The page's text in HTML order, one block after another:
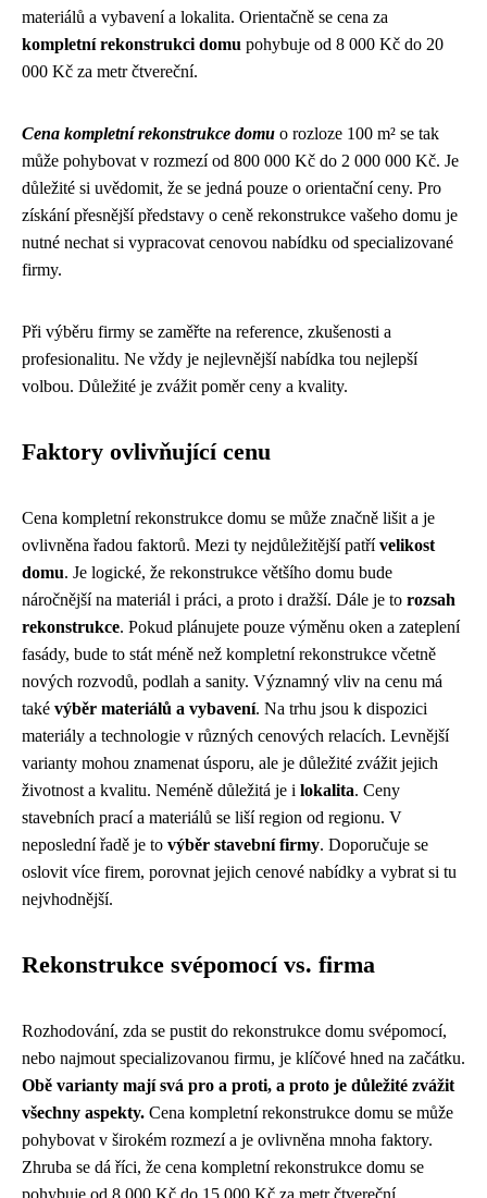
materiálů a vybavení a lokalita. Orientačně se cena za
kompletní rekonstrukci domu pohybuje od 8 000 Kč do 20
000 Kč za metr čtvereční.
Cena kompletní rekonstrukce domu o rozloze 100 m² se tak
může pohybovat v rozmezí od 800 000 Kč do 2 000 000 Kč. Je
důležité si uvědomit, že se jedná pouze o orientační ceny. Pro
získání přesnější představy o ceně rekonstrukce vašeho domu je
nutné nechat si vypracovat cenovou nabídku od specializované
firmy.
Při výběru firmy se zaměřte na reference, zkušenosti a
profesionalitu. Ne vždy je nejlevnější nabídka tou nejlepší
volbou. Důležité je zvážit poměr ceny a kvality.
Faktory ovlivňující cenu
Cena kompletní rekonstrukce domu se může značně lišit a je
ovlivněna řadou faktorů. Mezi ty nejdůležitější patřívelikost
domu. Je logické, že rekonstrukce většího domu bude
náročnější na materiál i práci, a proto i dražší. Dále je to rozsah
rekonstrukce. Pokud plánujete pouze výměnu oken a zateplení
fasády, bude to stát méně než kompletní rekonstrukce včetně
nových rozvodů, podlah a sanity. Významný vliv na cenu má
také výběr materiálů a vybavení. Na trhu jsou k dispozici
materiály a technologie v různých cenových relacích. Levnější
varianty mohou znamenat úsporu, ale je důležité zvážit jejich
životnost a kvalitu. Neméně důležitá je i lokalita. Ceny
stavebních prací a materiálů se liší region od regionu. V
neposlední řadě je to výběr stavební firmy. Doporučuje se
oslovit více firem, porovnat jejich cenové nabídky a vybrat si tu
nejvhodnější.
Rekonstrukce svépomocí vs. firma
Rozhodování, zda se pustit do rekonstrukce domu svépomocí,
nebo najmout specializovanou firmu, je klíčové hned na začátku.
Obě varianty mají svá pro a proti, a proto je důležité zvážit
všechny aspekty. Cena kompletní rekonstrukce domu se může
pohybovat v širokém rozmezí a je ovlivněna mnoha faktory.
Zhruba se dá říci, že cena kompletní rekonstrukce domu se
pohybuje od 8 000 Kč do 15 000 Kč za metr čtvereční.